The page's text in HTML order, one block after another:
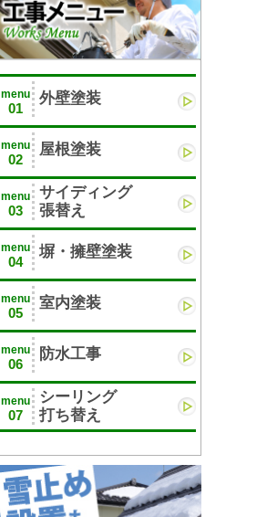
menu
01
外壁塗装
menu
02
屋根塗装
menu
03
サイディング
張替え
menu
04
塀・擁壁塗装
menu
05
室内塗装
menu
06
防水工事
menu
07
シーリング
打ち替え